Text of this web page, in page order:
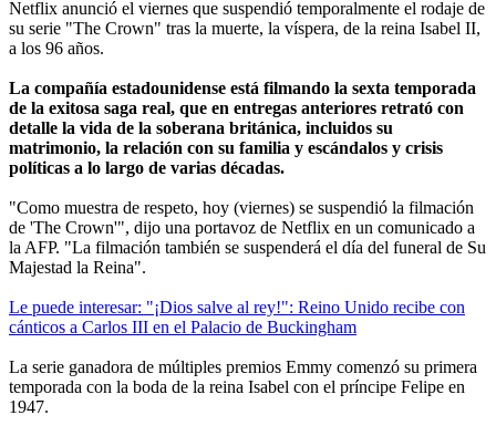
Netflix anunció el viernes que suspendió temporalmente el rodaje de
su serie "The Crown" tras la muerte, la víspera, de la reina Isabel II,
a los 96 años.
La compañía estadounidense está filmando la sexta temporada
de la exitosa saga real, que en entregas anteriores retrató con
detalle la vida de la soberana británica, incluidos su
matrimonio, la relación con su familia y escándalos y crisis
políticas a lo largo de varias décadas.
"Como muestra de respeto, hoy (viernes) se suspendió la filmación
de 'The Crown'", dijo una portavoz de Netflix en un comunicado a
la AFP. "La filmación también se suspenderá el día del funeral de Su
Majestad la Reina".
Le puede interesar: "¡Dios salve al rey!": Reino Unido recibe con
cánticos a Carlos III en el Palacio de Buckingham
La serie ganadora de múltiples premios Emmy comenzó su primera
temporada con la boda de la reina Isabel con el príncipe Felipe en
1947.